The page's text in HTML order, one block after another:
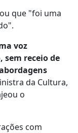
que "foi uma
voz
receio de
da Cultura,
o
com